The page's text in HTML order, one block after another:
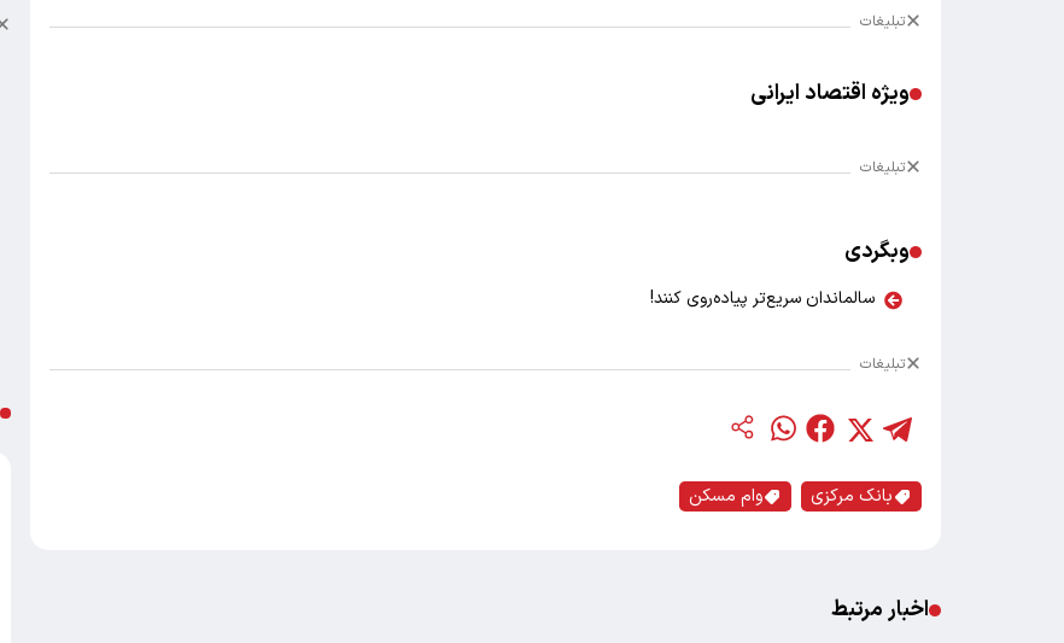
تبلیغات
ویژه اقتصاد ایرانی
تبلیغات
وبگردی
سالماندان سریع‌تر پیاده‌روی کنند!
تبلیغات
بانک مرکزی وام مسکن
اخبار مرتبط